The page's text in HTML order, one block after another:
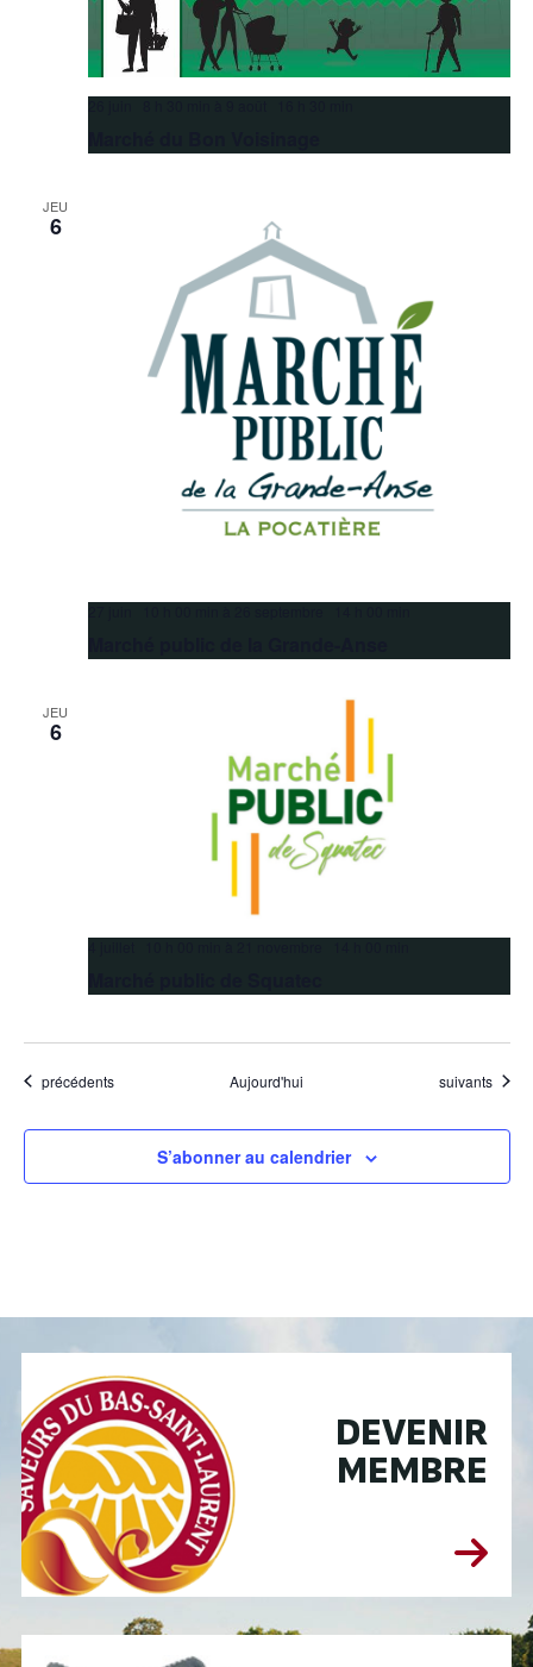
JEU
6
JEU
6
Évènements
précédents Aujourd'hui Évènements
suivants
S’abonner au calendrier
DEVENIR
MEMBRE